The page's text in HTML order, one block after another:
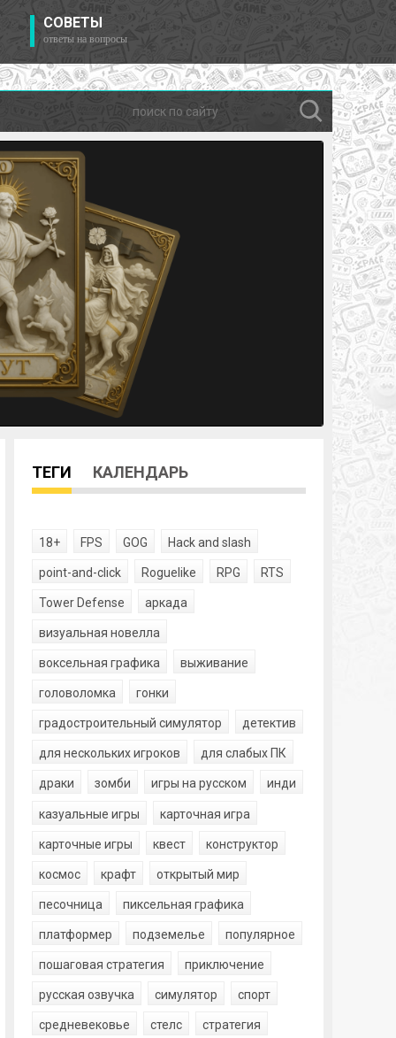
СОВЕТЫ
ответы на вопросы
ТЕГИ КАЛЕНДАРЬ
18+ FPS GOG Hack and slash
point-and-click Roguelike RPG RTS
Tower Defense аркада
визуальная новелла
воксельная графика выживание
головоломка гонки
градостроительный симулятор детектив
для нескольких игроков для слабых ПК
драки зомби игры на русском инди
казуальные игры карточная игра
карточные игры квест конструктор
космос крафт открытый мир
песочница пиксельная графика
платформер подземелье популярное
пошаговая стратегия приключение
русская озвучка симулятор спорт
средневековье стелс стратегия